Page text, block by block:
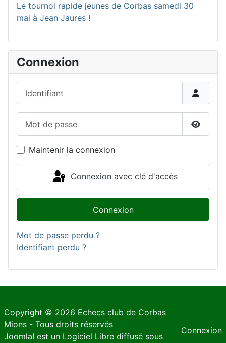
Le tournoi rapide jeunes de Corbas samedi 30
mai à Jean Jaures !
Connexion
Maintenir la connexion
Connexion avec clé d'accès
Connexion
Mot de passe perdu ?
Identifiant perdu ?
Copyright © 2026 Echecs club de Corbas
Mions - Tous droits réservés
Joomla! est un Logiciel Libre diffusé sous
Connexion